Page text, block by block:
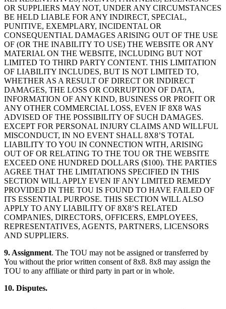
OR SUPPLIERS MAY NOT, UNDER ANY CIRCUMSTANCES
BE HELD LIABLE FOR ANY INDIRECT, SPECIAL,
PUNITIVE, EXEMPLARY, INCIDENTAL OR
CONSEQUENTIAL DAMAGES ARISING OUT OF THE USE
OF (OR THE INABILITY TO USE) THE WEBSITE OR ANY
MATERIAL ON THE WEBSITE, INCLUDING BUT NOT
LIMITED TO THIRD PARTY CONTENT. THIS LIMITATION
OF LIABILITY INCLUDES, BUT IS NOT LIMITED TO,
WHETHER AS A RESULT OF DIRECT OR INDIRECT
DAMAGES, THE LOSS OR CORRUPTION OF DATA,
INFORMATION OF ANY KIND, BUSINESS OR PROFIT OR
ANY OTHER COMMERCIAL LOSS, EVEN IF 8X8 WAS
ADVISED OF THE POSSIBILITY OF SUCH DAMAGES.
EXCEPT FOR PERSONAL INJURY CLAIMS AND WILLFUL
MISCONDUCT, IN NO EVENT SHALL 8X8’S TOTAL
LIABILITY TO YOU IN CONNECTION WITH, ARISING
OUT OF OR RELATING TO THE TOU OR THE WEBSITE
EXCEED ONE HUNDRED DOLLARS ($100). THE PARTIES
AGREE THAT THE LIMITATIONS SPECIFIED IN THIS
SECTION WILL APPLY EVEN IF ANY LIMITED REMEDY
PROVIDED IN THE TOU IS FOUND TO HAVE FAILED OF
ITS ESSENTIAL PURPOSE. THIS SECTION WILL ALSO
APPLY TO ANY LIABILITY OF 8X8’S RELATED
COMPANIES, DIRECTORS, OFFICERS, EMPLOYEES,
REPRESENTATIVES, AGENTS, PARTNERS, LICENSORS
AND SUPPLIERS.
9. Assignment. The TOU may not be assigned or transferred by
You without the prior written consent of 8x8. 8x8 may assign the
TOU to any affiliate or third party in part or in whole.
10. Disputes.